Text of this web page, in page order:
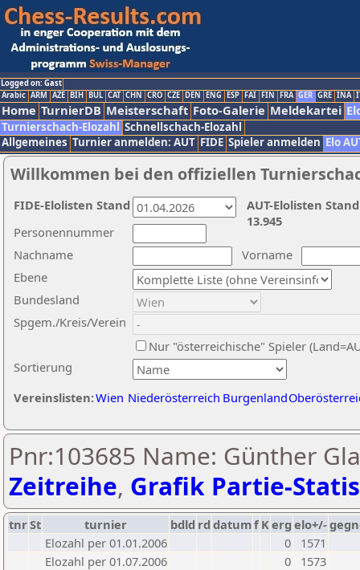
Logged on: Gast
Arabic ARM AZE BIH BUL CAT CHN CRO CZE DEN ENG ESP FAI FIN FRA GER GRE INA
Home TurnierDB Meisterschaft Foto-Galerie Meldekartei
Turnierschach-Elozahl Schnellschach-Elozahl
Allgemeines Turnier anmelden: AUT FIDE Spieler anmelden Elo
Willkommen bei den offiziellen
Nachname
Vorname
Ebene
Sortierung
Personennummer
Bundesland
Spgem./Kreis/Verein
Nur "österreichische" Spieler
Vereinslisten:Wien Niederösterreich Burgenland
AUT-Elolisten
13.945
FIDE-Elolisten Stand
Pnr:103685 Name: Günther
Zeitreihe, Grafik Partie-
tnrSt turnier bdld rd datumf Kerg elo+/-
Elozahl per 01.01.2006
0
1571
Elozahl per 01.07.2006
0
1573